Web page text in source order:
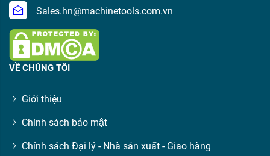
Sales.hn@machinetools.com.vn
VỀ CHÚNG TÔI
Giới thiệu
Chính sách bảo mật
Chính sách Đại lý - Nhà sản xuất - Giao hàng